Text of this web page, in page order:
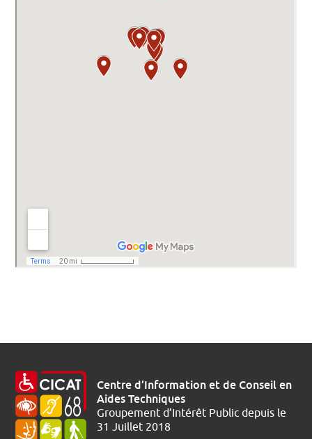
Centre d’Information et de Conseil en
Aides Techniques
Groupement d’Intérêt Public depuis le
31 Juillet 2018